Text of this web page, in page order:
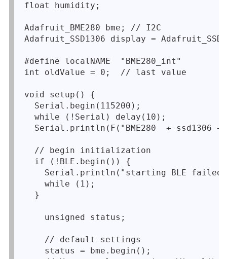
float humidity;
Adafruit_BME280 bme; // I2C
Adafruit_SSD1306 display =
#define localNAME  "BME280_int"
int oldValue = 0;  // last value
void setup() {
  Serial.begin(115200);
  while (!Serial) delay(10);
Serial.println(F("BME280  + ssd1306 +
  // begin initialization
  if (!BLE.begin()) {
Serial.println("starting BLE
    while (1);
  }
    unsigned status;
    // default settings
    status = bme.begin();